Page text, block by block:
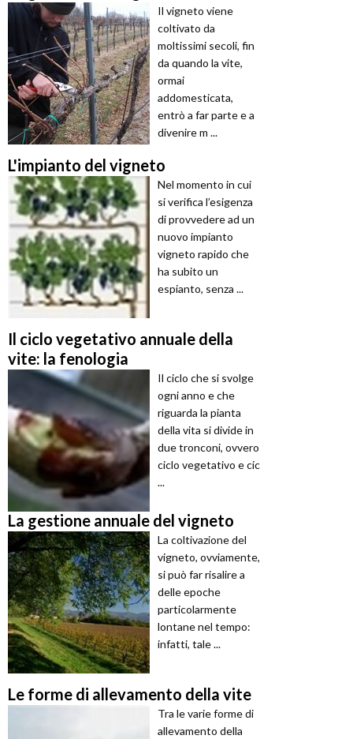
Il vigneto viene
coltivato da
moltissimi secoli, fin
da quando la vite,
ormai
addomesticata,
entrò a far parte e a
divenire m ...
L'impianto del vigneto
Nel momento in cui
si verifica l’esigenza
di provvedere ad un
nuovo impianto
vigneto rapido che
ha subito un
espianto, senza ...
Il ciclo vegetativo annuale della
vite: la fenologia
Il ciclo che si svolge
ogni anno e che
riguarda la pianta
della vita si divide in
due tronconi, ovvero
ciclo vegetativo e cic
...
La gestione annuale del vigneto
La coltivazione del
vigneto, ovviamente,
si può far risalire a
delle epoche
particolarmente
lontane nel tempo:
infatti, tale ...
Le forme di allevamento della vite
Tra le varie forme di
allevamento della